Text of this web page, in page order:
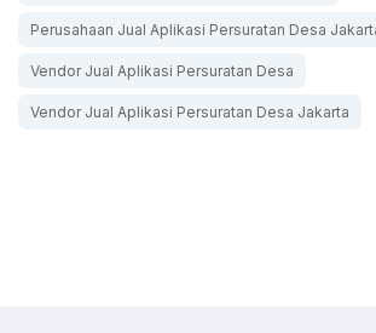
Perusahaan Jual Aplikasi Persuratan Desa
Vendor Jual Aplikasi Persuratan Desa
Vendor Jual Aplikasi Persuratan Desa Jakarta